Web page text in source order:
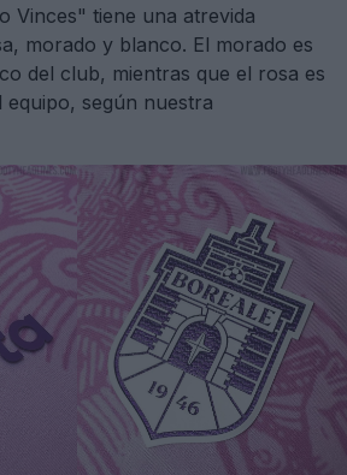
Vinces" tiene una atrevida
morado y blanco. El morado es
del club, mientras que el rosa es
equipo, según nuestra